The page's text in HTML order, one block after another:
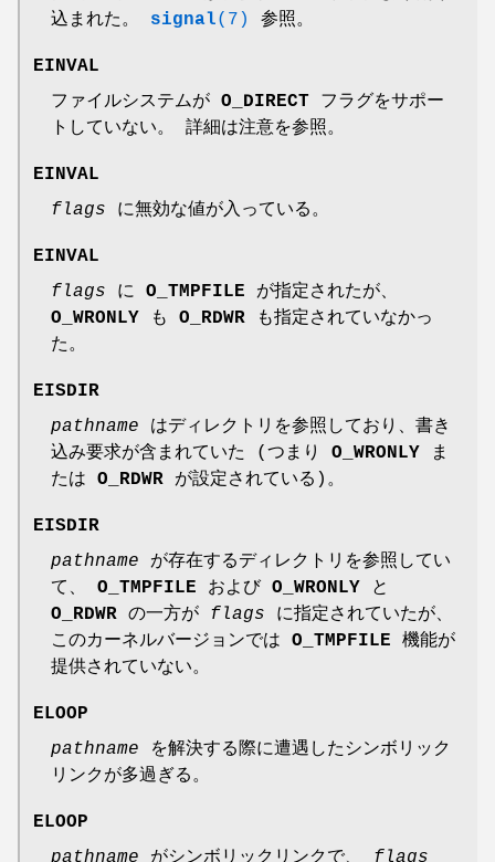
込まれた。 signal(7) 参照。
EINVAL
ファイルシステムが O_DIRECT フラグをサポー
トしていない。 詳細は注意を参照。
EINVAL
flags に無効な値が入っている。
EINVAL
flags に O_TMPFILE が指定されたが、
O_WRONLY も O_RDWR も指定されていなかっ
た。
EISDIR
pathname はディレクトリを参照しており、書き
込み要求が含まれていた (つまり O_WRONLY ま
たは O_RDWR が設定されている)。
EISDIR
pathname が存在するディレクトリを参照してい
て、 O_TMPFILE および O_WRONLY と
O_RDWR の一方が flags に指定されていたが、
このカーネルバージョンでは O_TMPFILE 機能が
提供されていない。
ELOOP
pathname を解決する際に遭遇したシンボリック
リンクが多過ぎる。
ELOOP
pathname がシンボリックリンクで、 flags